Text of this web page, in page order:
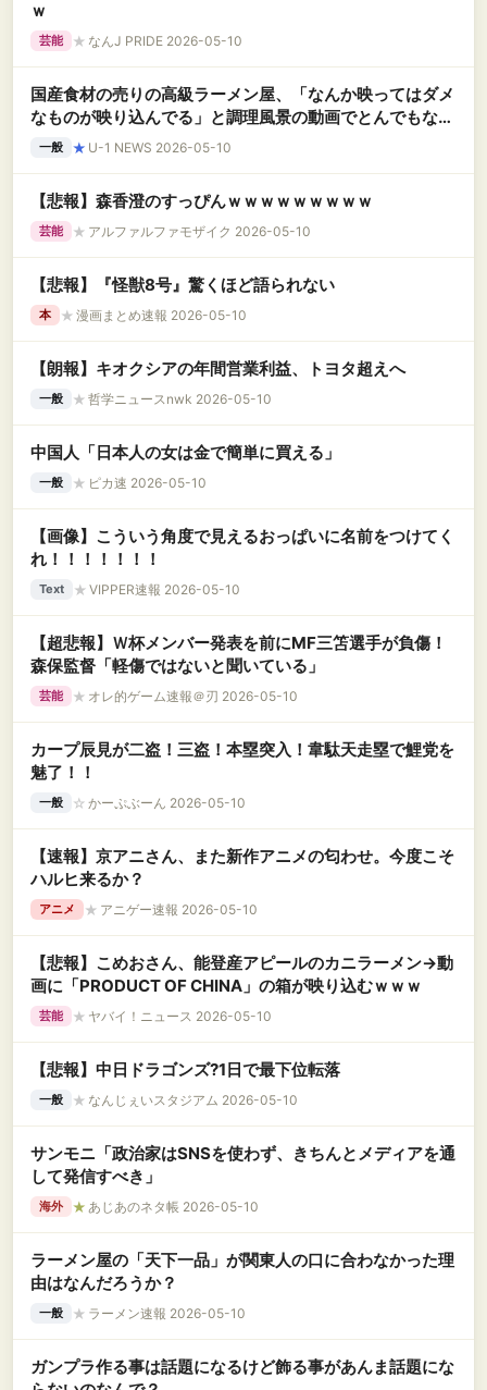
ｗ
芸能 ★ なんJ PRIDE 2026-05-10
国産食材の売りの高級ラーメン屋、「なんか映ってはダメ
なものが映り込んでる」と調理風景の動画でとんでもない
疑惑が浮上中
一般 ★ U-1 NEWS 2026-05-10
【悲報】森香澄のすっぴんｗｗｗｗｗｗｗｗｗ
芸能 ★ アルファルファモザイク 2026-05-10
【悲報】『怪獣8号』驚くほど語られない
本 ★ 漫画まとめ速報 2026-05-10
【朗報】キオクシアの年間営業利益、トヨタ超えへ
一般 ★ 哲学ニュースnwk 2026-05-10
中国人「日本人の女は金で簡単に買える」
一般 ★ ピカ速 2026-05-10
【画像】こういう角度で見えるおっぱいに名前をつけてく
れ！！！！！！！
Text ★ VIPPER速報 2026-05-10
【超悲報】Ｗ杯メンバー発表を前にMF三笘選手が負傷！
森保監督「軽傷ではないと聞いている」
芸能 ★ オレ的ゲーム速報＠刃 2026-05-10
カープ辰見が二盗！三盗！本塁突入！韋駄天走塁で鯉党を
魅了！！
一般 ☆ かーぷぶーん 2026-05-10
【速報】京アニさん、また新作アニメの匂わせ。今度こそ
ハルヒ来るか？
アニメ ★ アニゲー速報 2026-05-10
【悲報】こめおさん、能登産アピールのカニラーメン→動
画に「PRODUCT OF CHINA」の箱が映り込むｗｗｗ
芸能 ★ ヤバイ！ニュース 2026-05-10
【悲報】中日ドラゴンズ?1日で最下位転落
一般 ★ なんじぇいスタジアム 2026-05-10
サンモニ「政治家はSNSを使わず、きちんとメディアを通
して発信すべき」
海外 ★ あじあのネタ帳 2026-05-10
ラーメン屋の「天下一品」が関東人の口に合わなかった理
由はなんだろうか？
一般 ★ ラーメン速報 2026-05-10
ガンプラ作る事は話題になるけど飾る事があんま話題にな